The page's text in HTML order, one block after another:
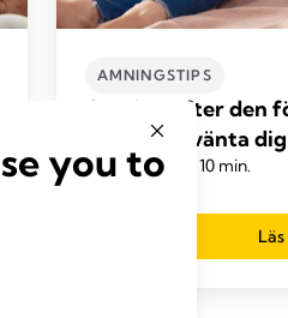
AMNINGSTIPS
Amning efter den
du kan förvänta dig
Tid att läsa: 10 min.
you to